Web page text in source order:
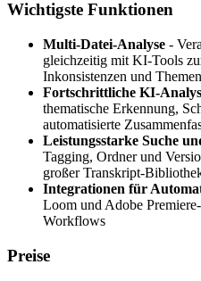
Wichtigste Funktionen
Multi-Datei-Analyse -
gleichzeitig mit KI-Tools
Inkonsistenzen und
Fortschrittliche KI-
thematische Erkennung,
automatisierte
Leistungsstarke Suche
Tagging, Ordner und
großer Transkript-
Integrationen für
Loom und Adobe
Workflows
Preise